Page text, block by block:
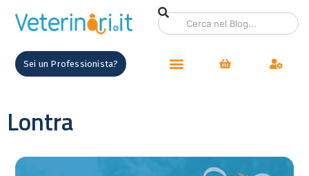
Sei un Professionista?
Lontra